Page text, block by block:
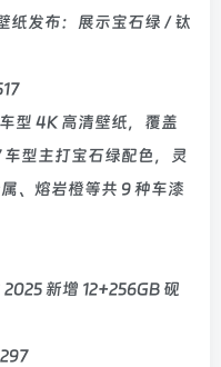
纸发布：展示宝石绿 / 钛
型 4K 高清壁纸，覆盖
型主打宝石绿配色，灵
、熔岩橙等共 9 种车漆
新增 12+256GB 砚